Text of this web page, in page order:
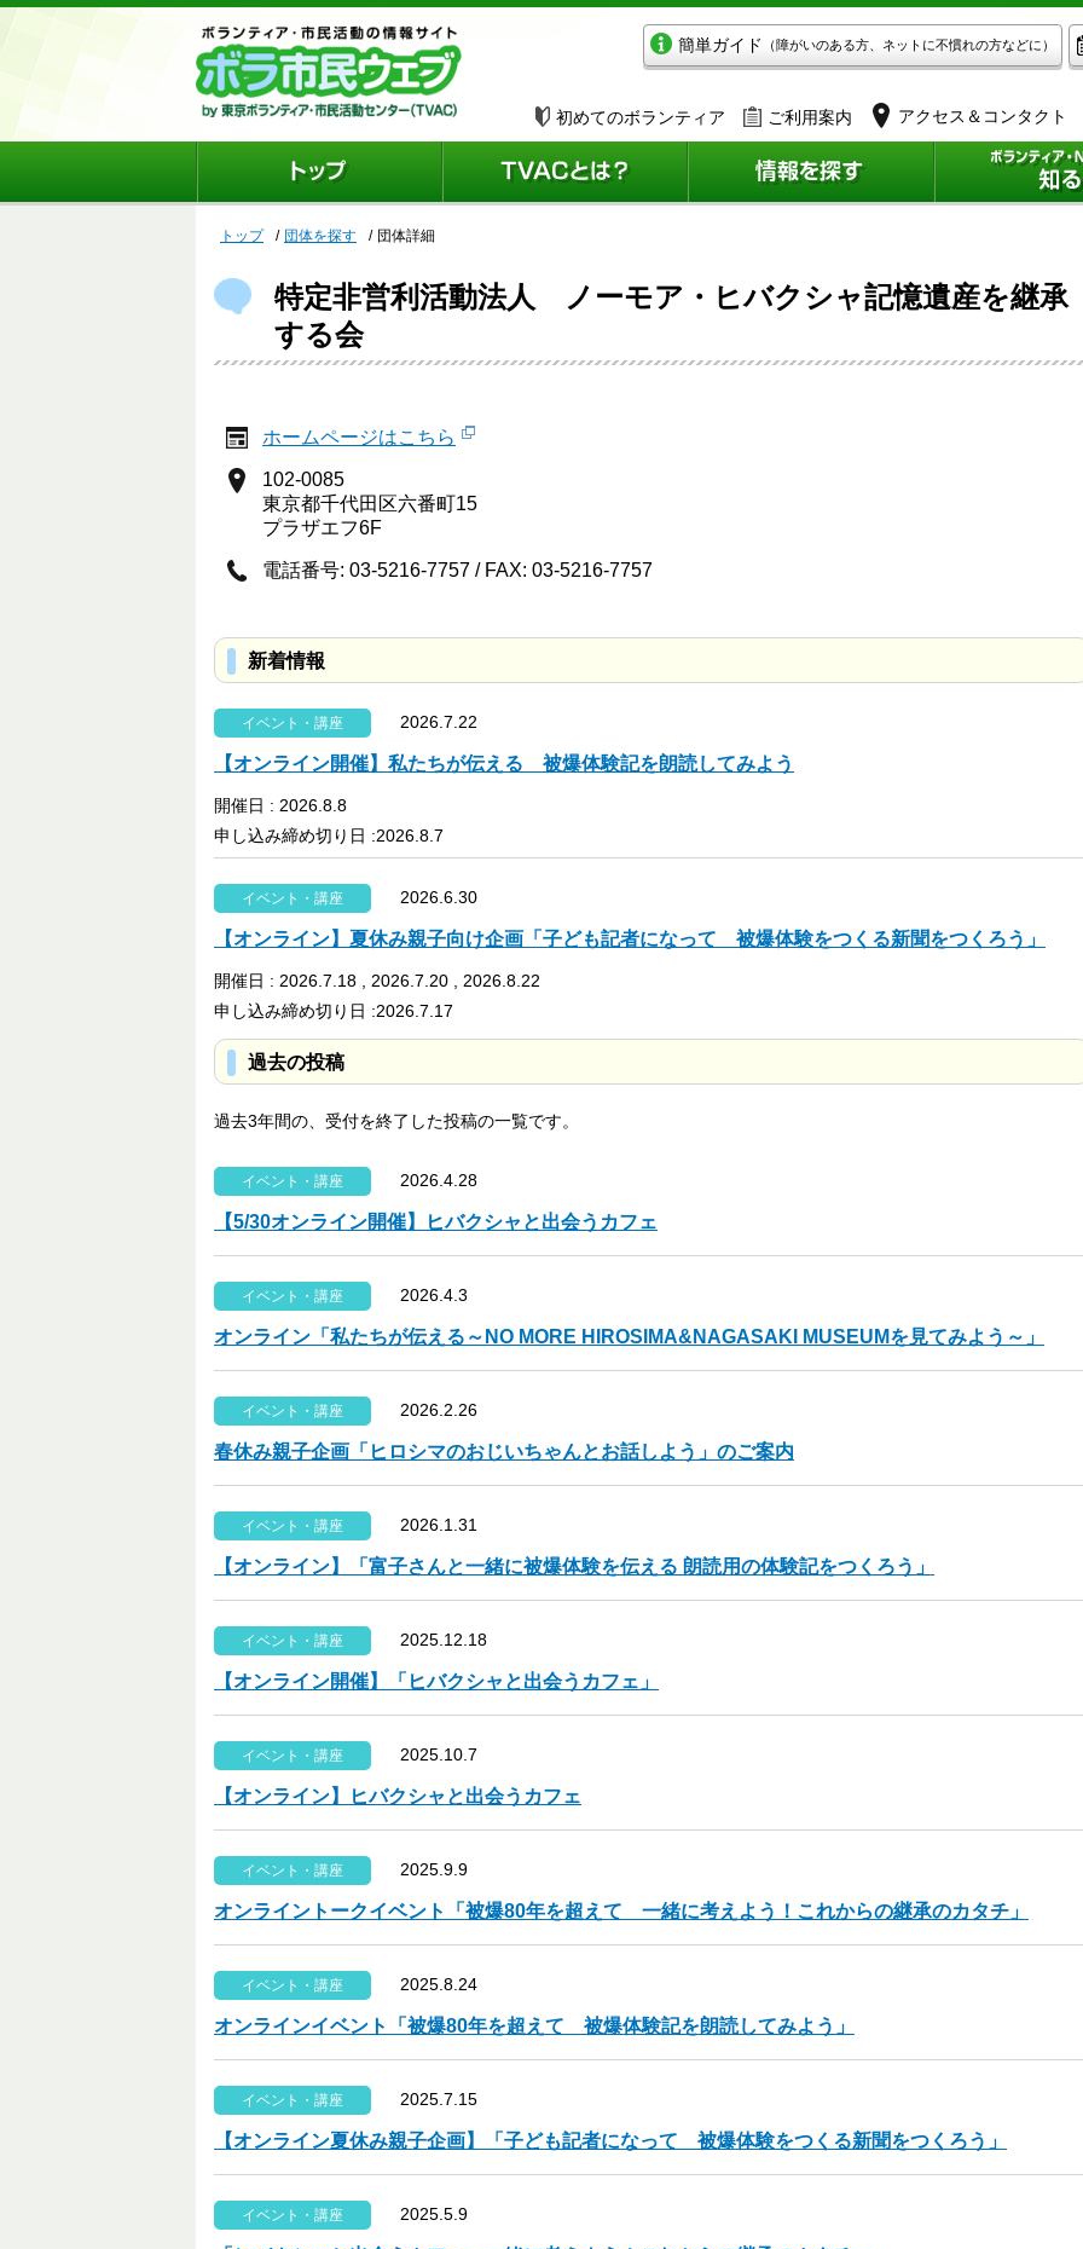
簡単ガイド （障がいのある方、ネットに不慣れの方などに）
初めてのボランティア ご利用案内 アクセス＆コンタクト
トップ 団体を探す 団体詳細
特定非営利活動法人 ノーモア・ヒバクシャ記憶遺産を継承
する会
ホームページはこちら
102-0085
東京都千代田区六番町15
プラザエフ6F
電話番号: 03-5216-7757 / FAX: 03-5216-7757
新着情報
イベント・講座 2026.7.22
【オンライン開催】私たちが伝える 被爆体験記を朗読してみよう
開催日 : 2026.8.8
申し込み締め切り日 :2026.8.7
イベント・講座 2026.6.30
【オンライン】夏休み親子向け企画「子ども記者になって 被爆体験をつくる新聞をつくろう」
開催日 : 2026.7.18 , 2026.7.20 , 2026.8.22
申し込み締め切り日 :2026.7.17
過去の投稿
過去3年間の、受付を終了した投稿の一覧です。
イベント・講座 2026.4.28
【5/30オンライン開催】ヒバクシャと出会うカフェ
イベント・講座 2026.4.3
オンライン「私たちが伝える～NO MORE HIROSIMA&NAGASAKI MUSEUMを見てみよう～」
イベント・講座 2026.2.26
春休み親子企画「ヒロシマのおじいちゃんとお話しよう」のご案内
イベント・講座 2026.1.31
【オンライン】「富子さんと一緒に被爆体験を伝える 朗読用の体験記をつくろう」
イベント・講座 2025.12.18
【オンライン開催】「ヒバクシャと出会うカフェ」
イベント・講座 2025.10.7
【オンライン】ヒバクシャと出会うカフェ
イベント・講座 2025.9.9
オンライントークイベント「被爆80年を超えて 一緒に考えよう！これからの継承のカタチ」
イベント・講座 2025.8.24
オンラインイベント「被爆80年を超えて 被爆体験記を朗読してみよう」
イベント・講座 2025.7.15
【オンライン夏休み親子企画】「子ども記者になって 被爆体験をつくる新聞をつくろう」
イベント・講座 2025.5.9